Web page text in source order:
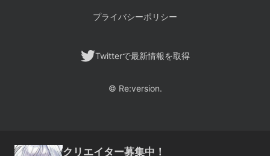
プライバシーポリシー
Twitterで最新情報を取得
©︎ Re:version.
クリエイター募集中！